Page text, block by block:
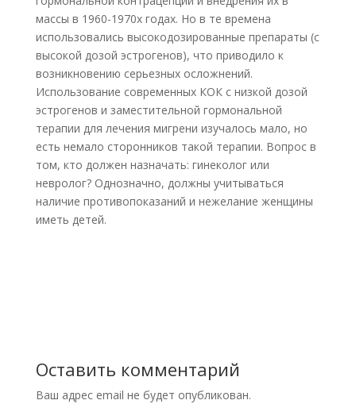
массы в 1960-1970х годах. Но в те времена
использовались высокодозированные препараты (с
высокой дозой эстрогенов), что приводило к
возникновению серьезных осложнений.
Использование современных КОК с низкой дозой
эстрогенов и заместительной гормональной
терапии для лечения мигрени изучалось мало, но
есть немало сторонников такой терапии. Вопрос в
том, кто должен назначать: гинеколог или
невролог? Однозначно, должны учитываться
наличие противопоказаний и нежелание женщины
иметь детей.
Оставить комментарий
Ваш адрес email не будет опубликован.